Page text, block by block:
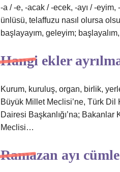
-a / -e, -acak / -ecek, -ayı / -
ünlüsü, telaffuzu nasıl olursa
başlayayım, geleyim;
Hangi ekler
Kurum, kuruluş, organ, birlik,
Büyük Millet Meclisi’ne, Türk Dil
Dairesi Başkanlığı’na;
Meclisi…
Ramazan ayı